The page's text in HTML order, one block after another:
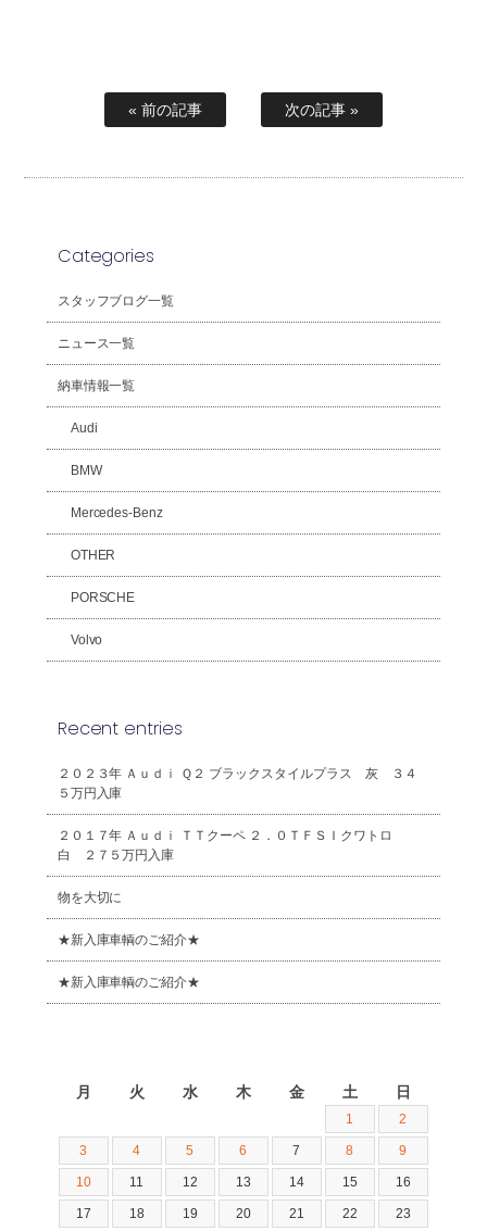
« 前の記事 次の記事 »
Categories
スタッフブログ一覧
ニュース一覧
納車情報一覧
Audi
BMW
Mercedes-Benz
OTHER
PORSCHE
Volvo
Recent entries
２０２３年 Ａｕｄｉ Ｑ２ ブラックスタイルプラス 灰 ３４
５万円入庫
２０１７年 Ａｕｄｉ ＴＴクーペ ２．０ＴＦＳＩクワトロ
白 ２７５万円入庫
物を大切に
★新入庫車輌のご紹介★
★新入庫車輌のご紹介★
月 火 水 木 金 土 日
1 2
3 4 5 6 7 8 9
10 11 12 13 14 15 16
17 18 19 20 21 22 23